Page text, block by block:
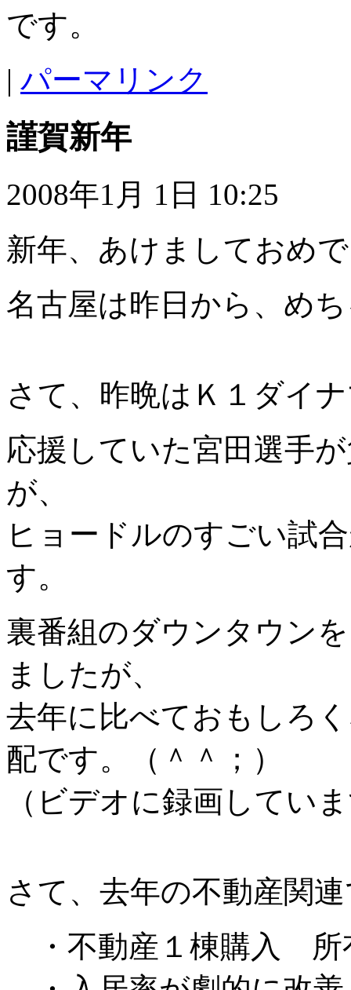
です。
| パーマリンク
謹賀新年
2008年1月 1日 10:25
新年、あけましておめ
名古屋は昨日から、め
さて、昨晩はＫ１ダイ
応援していた宮田選手
が、
ヒョードルのすごい試
す。
裏番組のダウンタウン
ましたが、
去年に比べておもしろ
配です。（＾＾；）
（ビデオに録画してい
さて、去年の不動産関
・不動産１棟購入 所